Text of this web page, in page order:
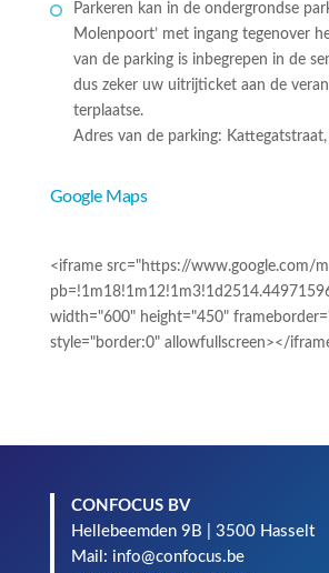
Parkeren kan in de ondergrondse
Molenpoort’ met ingang tegenover
van de parking is inbegrepen in de
dus zeker uw uitrijticket aan de
terplaatse.
Adres van de parking: Kattegatstraat
Google Maps
<iframe src="https://www.google.com/
width="600" height="450"
style="border:0" allowfullscreen></
CONFOCUS BV
Hellebeemden 9B | 3500 Hasselt
Mail: info@confocus.be